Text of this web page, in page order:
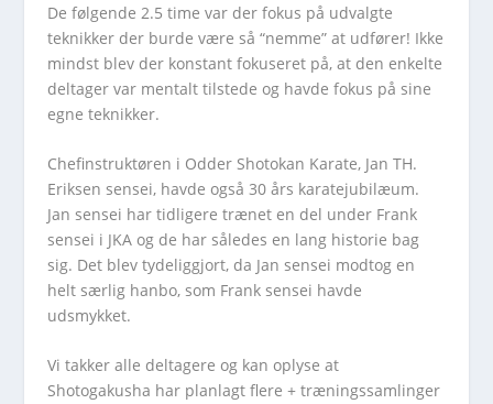
De følgende 2.5 time var der fokus på udvalgte
teknikker der burde være så “nemme” at udfører! Ikke
mindst blev der konstant fokuseret på, at den enkelte
deltager var mentalt tilstede og havde fokus på sine
egne teknikker.
Chefinstruktøren i Odder Shotokan Karate, Jan TH.
Eriksen sensei, havde også 30 års karatejubilæum.
Jan sensei har tidligere trænet en del under Frank
sensei i JKA og de har således en lang historie bag
sig. Det blev tydeliggjort, da Jan sensei modtog en
helt særlig hanbo, som Frank sensei havde
udsmykket.
Vi takker alle deltagere og kan oplyse at
Shotogakusha har planlagt flere + træningssamlinger